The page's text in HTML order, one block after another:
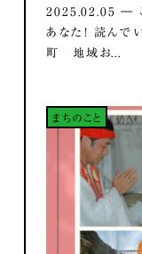
2025.02.05 ― こ
あなた！ 読んで
町 地域お...
まちのこと